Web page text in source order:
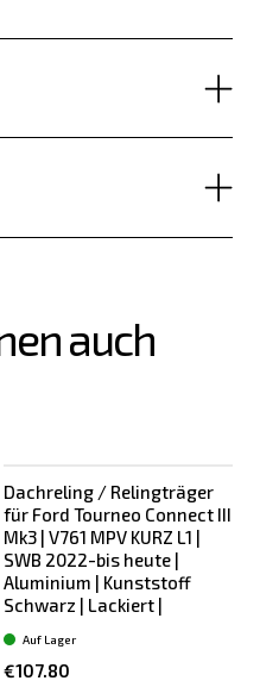
auch
Dachreling / Relingträger
für Ford Tourneo Connect III
Mk3 | V761 MPV KURZ L1 |
SWB 2022-bis heute |
Aluminium | Kunststoff
Schwarz | Lackiert |
€107.80
Auf Lager